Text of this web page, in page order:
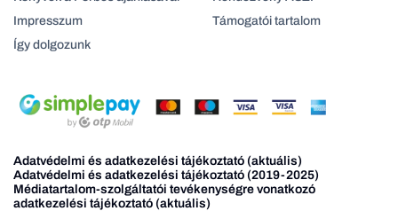
Impresszum
Így dolgozunk
Támogatói tartalom
Adatvédelmi és adatkezelési tájékoztató (aktuális)
Adatvédelmi és adatkezelési tájékoztató (2019-2025)
Médiatartalom-szolgáltatói tevékenységre vonatkozó
adatkezelési tájékoztató (aktuális)